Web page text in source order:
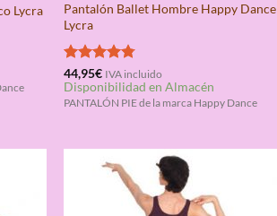
Lycra
Pantalón Ballet Hombre Happy Dance
Lycra
Valorado
con4.75
de 5
44,95€ IVA incluido
Disponibilidad en Almacén
PANTALÓN PIE de la marca Happy Dance